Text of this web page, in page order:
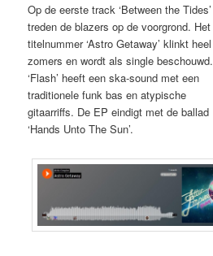
Op de eerste track ‘Between the Tides’
treden de blazers op de voorgrond. Het
titelnummer ‘Astro Getaway’ klinkt heel
zomers en wordt als single beschouwd.
‘Flash’ heeft een ska-sound met een
traditionele funk bas en atypische
gitaarriffs. De EP eindigt met de ballad
‘Hands Unto The Sun’.